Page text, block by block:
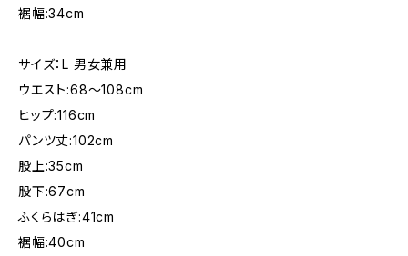
裾幅:34cm
サイズ：L 男女兼用
ウエスト:68〜108cm
ヒップ:116cm
パンツ丈:102cm
股上:35cm
股下:67cm
ふくらはぎ:41cm
裾幅:40cm